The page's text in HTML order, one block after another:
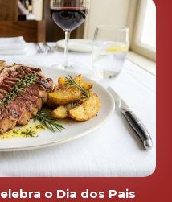
o Dia dos Pais